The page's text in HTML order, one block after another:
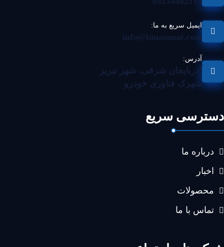
ایمیل سریع به ما:
info@binasanat.com
آدرس:
آذربایجان شرقی، شهر تبریز
شهرک فناوری خودرو
دسترسی سریع
درباره ما
اخبار
محصولات
تماس با ما